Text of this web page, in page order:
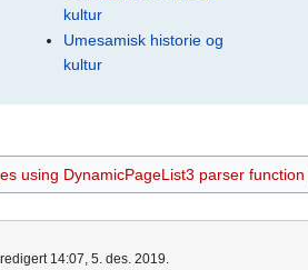
kultur
Umesamisk historie og
kultur
using DynamicPageList3 parser function
14:07, 5. des. 2019.